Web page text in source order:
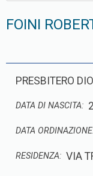
FOINI
PRESBITERO
DATA DI NASCITA:
DATA
RESIDENZA: VIA